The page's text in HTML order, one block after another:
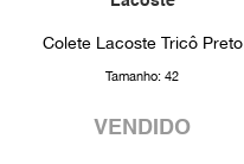
Colete Lacoste Tricô Preto
Tamanho: 42
VENDIDO